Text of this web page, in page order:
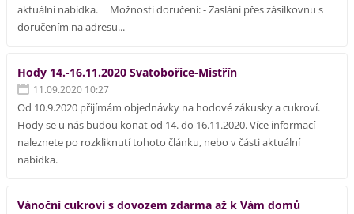
aktuální nabídka. Možnosti doručení: - Zaslání přes zásilkovnu s
doručením na adresu...
Hody 14.-16.11.2020 Svatobořice-Mistřín
11.09.2020 10:27
Od 10.9.2020 přijímám objednávky na hodové zákusky a cukroví.
Hody se u nás budou konat od 14. do 16.11.2020. Více informací
naleznete po rozkliknutí tohoto článku, nebo v části aktuální
nabídka.
Vánoční cukroví s dovozem zdarma až k Vám domů